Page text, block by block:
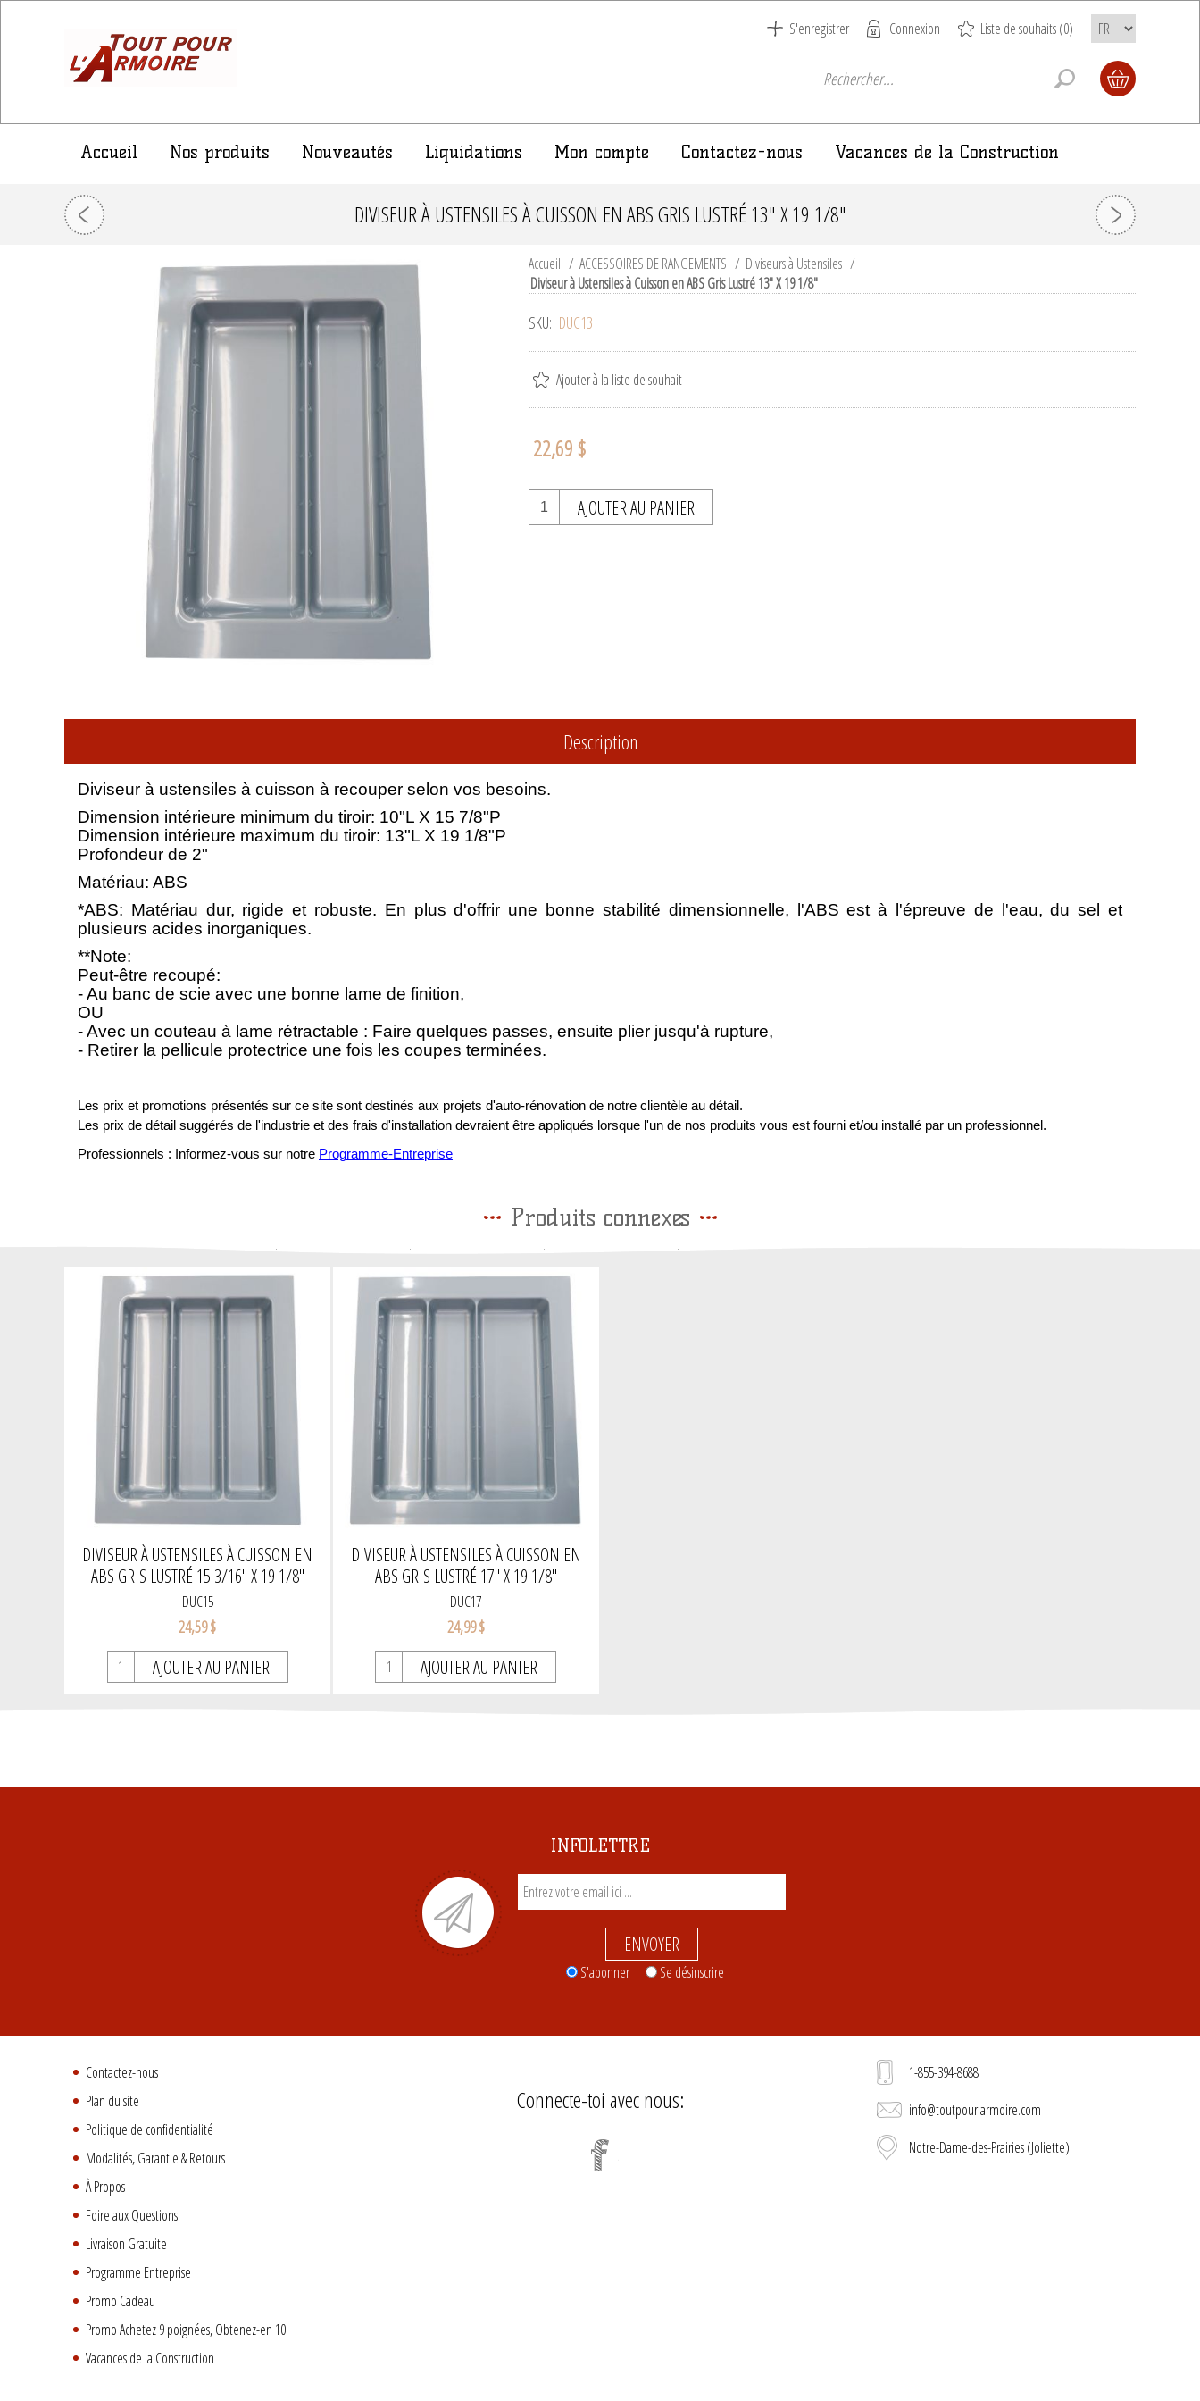
S'enregistrer Connexion Liste de souhaits(0)
Accueil Nos produits Nouveautés Liquidations Mon compte Contactez-nous Vacances de la Construction
DIVISEUR À USTENSILES À CUISSON EN ABS GRIS LUSTRÉ 13" X 19 1/8"
Accueil / ACCESSOIRES DE RANGEMENTS / Diviseurs à Ustensiles /
Diviseur à Ustensiles à Cuisson en ABS Gris Lustré 13" X 19 1/8"
SKU: DUC13
Ajouter à la liste de souhait
22,69 $
AJOUTER AU PANIER
Description
Diviseur à ustensiles à cuisson à recouper selon vos besoins.
Dimension intérieure minimum du tiroir: 10"L X 15 7/8"P
Dimension intérieure maximum du tiroir: 13"L X 19 1/8"P
Profondeur de 2"
Matériau: ABS
*ABS: Matériau dur, rigide et robuste. En plus d'offrir une bonne stabilité dimensionnelle, l'ABS est à l'épreuve de l'eau, du sel et
plusieurs acides inorganiques.
**Note:
Peut-être recoupé:
- Au banc de scie avec une bonne lame de finition,
OU
- Avec un couteau à lame rétractable : Faire quelques passes, ensuite plier jusqu'à rupture,
- Retirer la pellicule protectrice une fois les coupes terminées.
Les prix et promotions présentés sur ce site sont destinés aux projets d'auto-rénovation de notre clientèle au détail.
Les prix de détail suggérés de l'industrie et des frais d'installation devraient être appliqués lorsque l'un de nos produits vous est fourni et/ou installé par un professionnel.
Professionnels : Informez-vous sur notre Programme-Entreprise
Produits connexes
DIVISEUR À USTENSILES À CUISSON EN
ABS GRIS LUSTRÉ 15 3/16" X 19 1/8"
DUC15
24,59 $
AJOUTER AU PANIER
DIVISEUR À USTENSILES À CUISSON EN
ABS GRIS LUSTRÉ 17" X 19 1/8"
DUC17
24,99 $
AJOUTER AU PANIER
INFOLETTRE
ENVOYER
S'abonner Se désinscrire
Contactez-nous
Plan du site
Politique de confidentialité
Modalités, Garantie & Retours
À Propos
Foire aux Questions
Livraison Gratuite
Programme Entreprise
Promo Cadeau
Promo Achetez 9 poignées, Obtenez-en 10
Vacances de la Construction
Connecte-toi avec nous:
1-855-394-8688
info@toutpourlarmoire.com
Notre-Dame-des-Prairies (Joliette)